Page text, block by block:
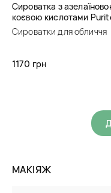
Сироватка з
коєвою кислотами
Seoul Azelaic Acid 10 Kojic
Tea Tree Serum
Сироватки для обличчя
1170 грн
МАКІЯЖ